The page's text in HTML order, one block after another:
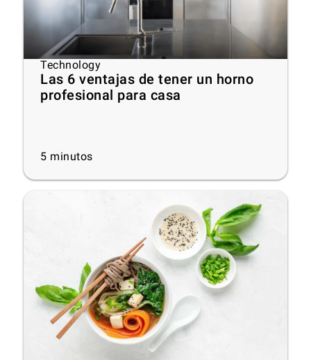
Technology
Las 6 ventajas de tener un horno
profesional para casa
5 minutos